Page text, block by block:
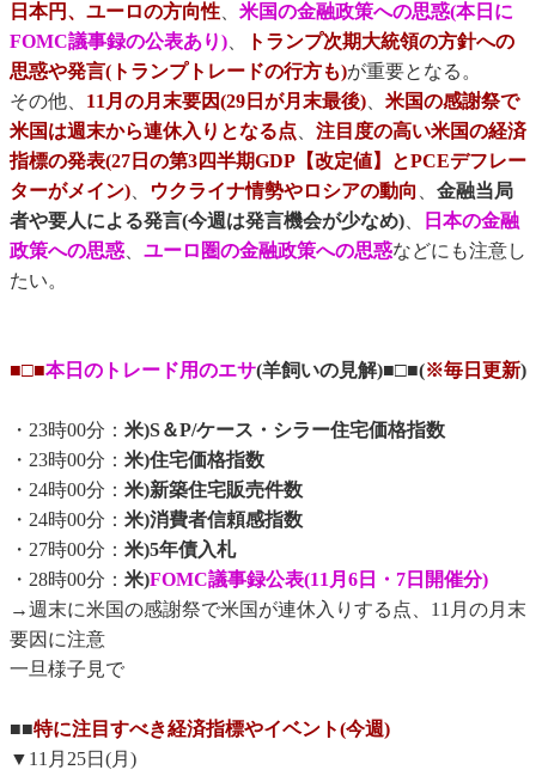
日本円、ユーロの方向性、 米国の金融政策への思惑(本日に
FOMC議事録の公表あり)、
トランプ次期大統領の方針への
思惑や発言(トランプトレードの行方も)が重要となる。
その他、 11月の月末要因(29日が月末最後)、 米国の感謝祭で
米国は週末から連休入りとなる点、 注目度の高い米国の経済
指標の発表(27日の第3四半期GDP【改定値】とPCEデフレー
ターがメイン)、 ウクライナ情勢やロシアの動向 、 金融当局
者や要人による発言(今週は発言機会が少なめ)、
日本の金融
政策への思惑、 ユーロ圏の金融政策への思惑などにも注意し
たい。
■□■本日のトレード用のエサ(羊飼いの見解)■□■(※毎日更新)
・23時00分： 米)S＆P/ケース・シラー住宅価格指数
・23時00分： 米)住宅価格指数
・24時00分： 米)新築住宅販売件数
・24時00分： 米)消費者信頼感指数
・27時00分： 米)5年債入札
・28時00分： 米)FOMC議事録公表(11月6日・7日開催分)
→週末に米国の感謝祭で米国が連休入りする点、11月の月末
要因に注意
一旦様子見で
■■特に注目すべき経済指標やイベント(今週)
▼11月25日(月)